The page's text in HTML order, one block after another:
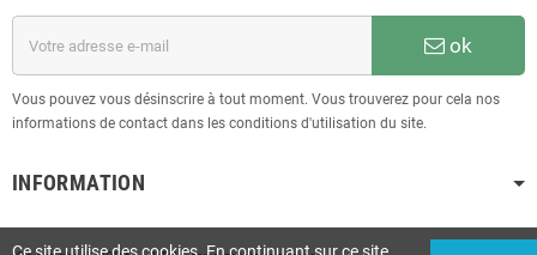
ok
Vous pouvez vous désinscrire à tout moment. Vous trouverez pour cela nos
informations de contact dans les conditions d'utilisation du site.
INFORMATION